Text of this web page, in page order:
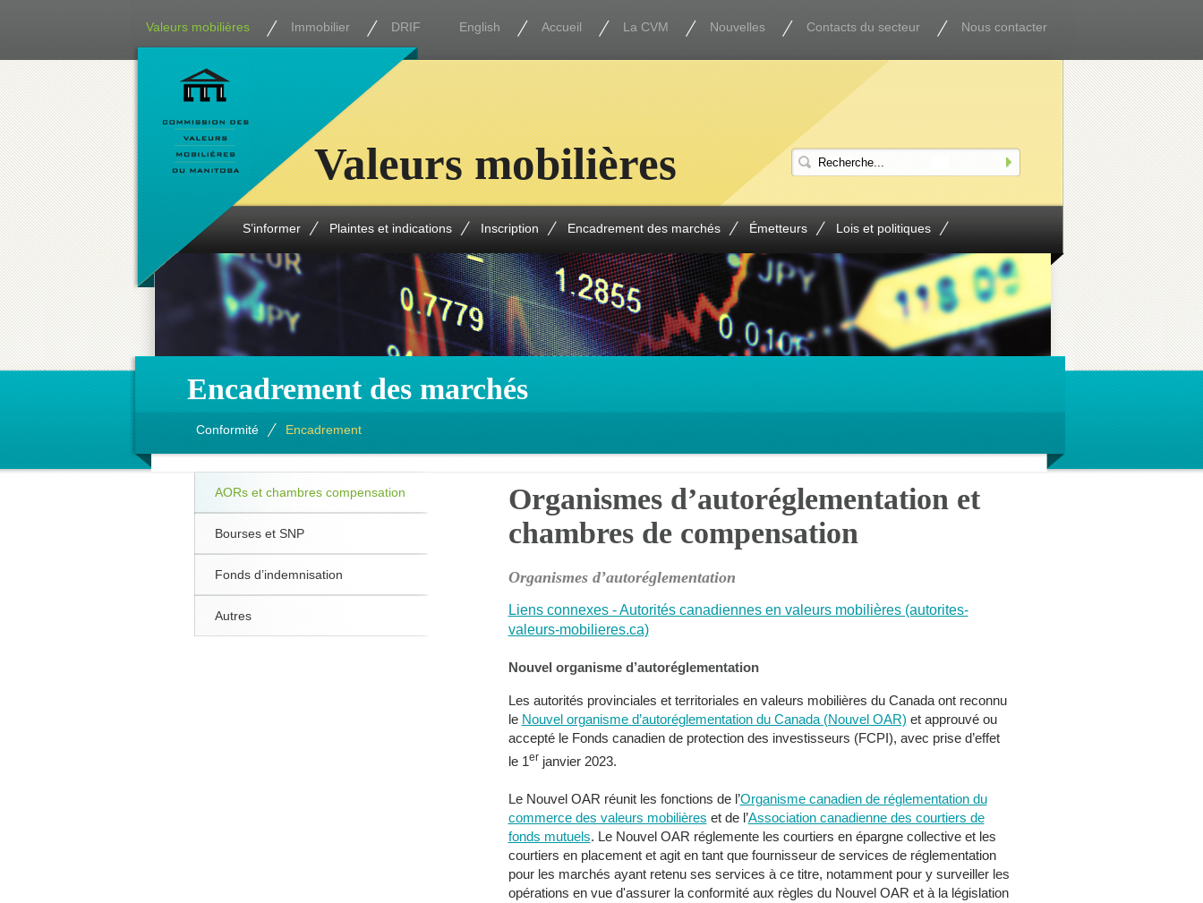
Valeurs mobilières Immobilier DRIF English Accueil La CVM Nouvelles Contacts du secteur Nous contacter
S’informer Plaintes et indications Inscription Encadrement des marchés Émetteurs Lois et politiques
Valeurs mobilières
Encadrement des marchés
Conformité Encadrement
AORs et chambres compensation
Bourses et SNP
Fonds d’indemnisation
Autres
Organismes d’autoréglementation et
chambres de compensation
Organismes d’autoréglementation
Liens connexes - Autorités canadiennes en valeurs mobilières (autorites-
valeurs-mobilieres.ca)
Nouvel organisme d’autoréglementation
Les autorités provinciales et territoriales en valeurs mobilières du Canada ont reconnu
le Nouvel organisme d’autoréglementation du Canada (Nouvel OAR) et approuvé ou
accepté le Fonds canadien de protection des investisseurs (FCPI), avec prise d’effet
le 1er janvier 2023.
Le Nouvel OAR réunit les fonctions de l’Organisme canadien de réglementation du
commerce des valeurs mobilières et de l’Association canadienne des courtiers de
fonds mutuels. Le Nouvel OAR réglemente les courtiers en épargne collective et les
courtiers en placement et agit en tant que fournisseur de services de réglementation
pour les marchés ayant retenu ses services à ce titre, notamment pour y surveiller les
opérations en vue d'assurer la conformité aux règles du Nouvel OAR et à la législation